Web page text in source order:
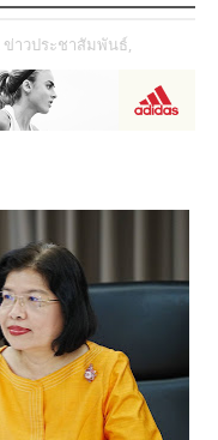
ข่าวประชาสัมพันธ์,